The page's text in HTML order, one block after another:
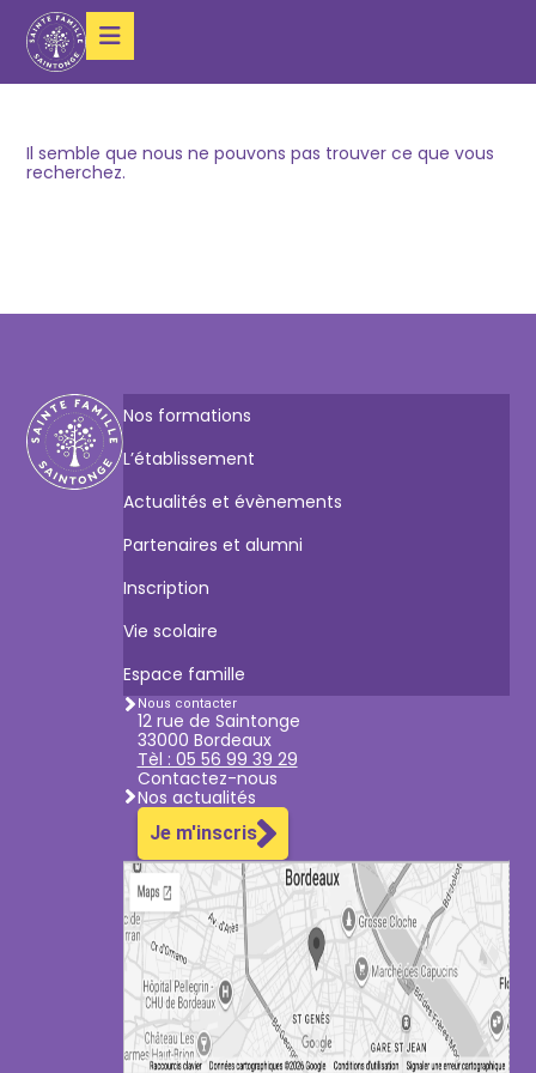
Il semble que nous ne pouvons pas trouver ce que vous
recherchez.
Nos formations
L’établissement
Actualités et évènements
Partenaires et alumni
Inscription
Vie scolaire
Espace famille
Nous contacter
12 rue de Saintonge
33000 Bordeaux
Tèl : 05 56 99 39 29
Contactez-nous
Nos actualités
Je m'inscris